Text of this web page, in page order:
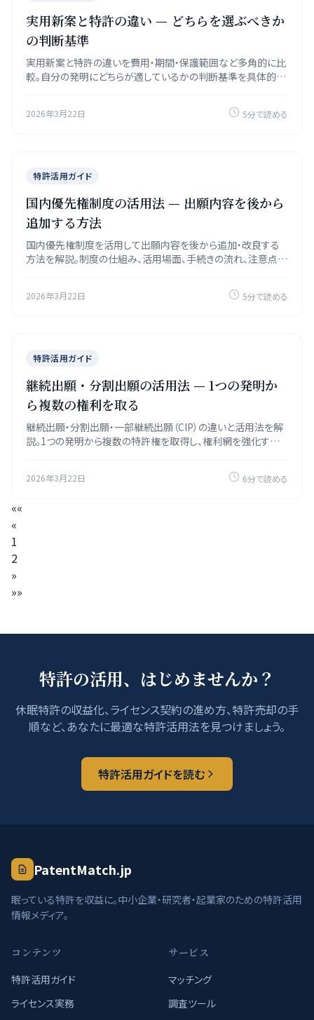
実用新案と特許の違い — どちらを選ぶべきか
の判断基準
実用新案と特許の違いを費用・期間・保護範囲など多角的に比
較。自分の発明にどちらが適しているかの判断基準を具体的に
2026年3月22日 5分で読める
特許活用ガイド
国内優先権制度の活用法 — 出願内容を後から
追加する方法
国内優先権制度を活用して出願内容を後から追加・改良する
方法を解説。制度の仕組み、活用場面、手続きの流れ、注意点を
2026年3月22日 5分で読める
特許活用ガイド
継続出願・分割出願の活用法 — 1つの発明か
ら複数の権利を取る
継続出願・分割出願・一部継続出願（CIP）の違いと活用法を解
説。1つの発明から複数の特許権を取得し、権利網を強化する
2026年3月22日 6分で読める
««
«
1
2
»
»»
特許の活用、はじめませんか？
休眠特許の収益化、ライセンス契約の進め方、特許売却の手
順など、あなたに最適な特許活用法を見つけましょう。
特許活用ガイドを読む
PatentMatch.jp
眠っている特許を収益に。中小企業・研究者・起業家のための特許活用
情報メディア。
コンテンツ
特許活用ガイド
ライセンス実務
サービス
マッチング
調査ツール